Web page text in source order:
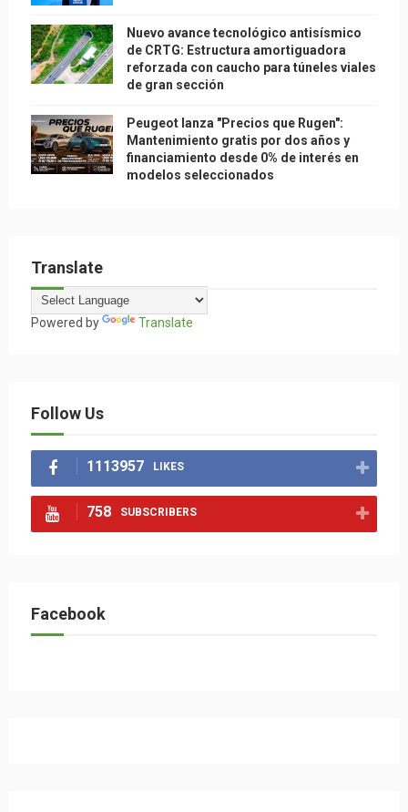
Nuevo avance tecnológico antisísmico
de CRTG: Estructura amortiguadora
reforzada con caucho para túneles viales
de gran sección
Peugeot lanza "Precios que Rugen":
Mantenimiento gratis por dos años y
financiamiento desde 0% de interés en
modelos seleccionados
Translate
Powered by Translate
Follow Us
1113957 LIKES
758 SUBSCRIBERS
Facebook